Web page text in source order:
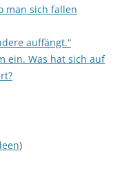
man sich fallen
auffängt.“
ein. Was hat sich auf
)